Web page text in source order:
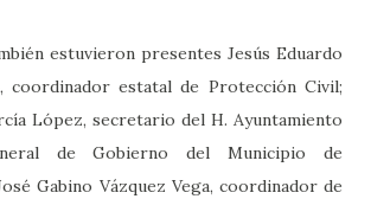
estuvieron presentes Jesús Eduardo
coordinador estatal de Protección Civil;
López, secretario del H. Ayuntamiento
de Gobierno del Municipio de
Gabino Vázquez Vega, coordinador de